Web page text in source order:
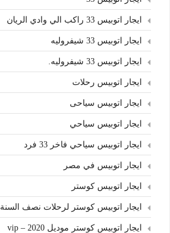
ايجار اتوبيس 33 راكب الي وادي الريان
ايجار اتوبيس 33 شيفروليه
ايجار اتوبيس 33 شيفروليه.
ايجار اتوبيس رحلات
ايجار اتوبيس سياحى
ايجار اتوبيس سياحي
ايجار اتوبيس سياحي فاخر 33 فرد
ايجار اتوبيس في مصر
ايجار اتوبيس كوستر
ايجار اتوبيس كوستر لرحلات نصف السنة
ايجار اتوبيس كوستر موديل 2020 – vip